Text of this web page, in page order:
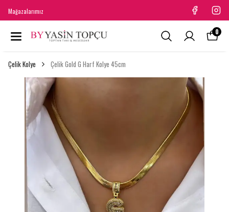
Mağazalarımız
0
Çelik Kolye Çelik Gold G Harf Kolye 45cm